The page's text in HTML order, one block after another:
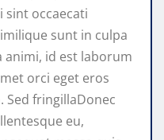
sint occaecati
sunt in culpa
id est laborum
orci eget eros
Sed fringillaDonec
eu,